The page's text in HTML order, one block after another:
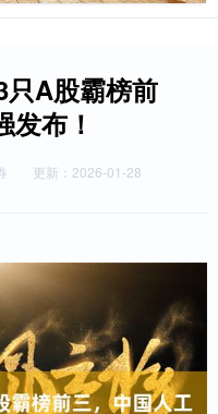
A股霸榜前
布！
更新：2026-01-28